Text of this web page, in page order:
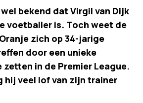
bekend dat Virgil van Dijk
voetballer is. Toch weet de
zich op 34-jarige
door een unieke
in de Premier League.
hij veel lof van zijn trainer